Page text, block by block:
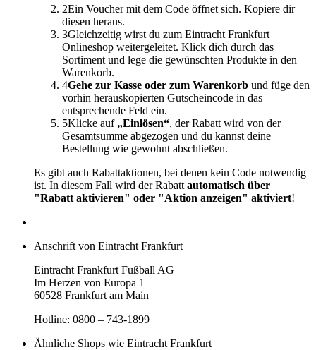
2Ein Voucher mit dem Code öffnet sich. Kopiere dir
diesen heraus.
3Gleichzeitig wirst du zum Eintracht Frankfurt
Onlineshop weitergeleitet. Klick dich durch das
Sortiment und lege die gewünschten Produkte in den
Warenkorb.
4Gehe zur Kasse oder zum Warenkorb und füge den
vorhin herauskopierten Gutscheincode in das
entsprechende Feld ein.
5Klicke auf „Einlösen“, der Rabatt wird von der
Gesamtsumme abgezogen und du kannst deine
Bestellung wie gewohnt abschließen.
Es gibt auch Rabattaktionen, bei denen kein Code notwendig
ist. In diesem Fall wird der Rabatt automatisch über
"Rabatt aktivieren" oder "Aktion anzeigen" aktiviert!
Anschrift von Eintracht Frankfurt
Eintracht Frankfurt Fußball AG
Im Herzen von Europa 1
60528 Frankfurt am Main
Hotline: 0800 – 743-1899
Ähnliche Shops wie Eintracht Frankfurt